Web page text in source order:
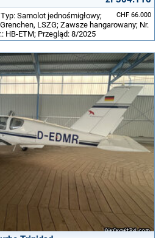
CHF 66.000
Samolot jednośmigłowy;
LSZG; Zawsze hangarowany; Nr.
HB-ETM; Przegląd: 8/2025